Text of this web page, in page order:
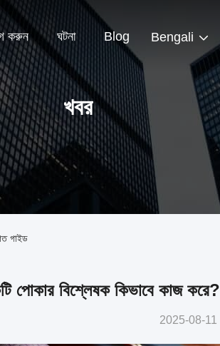
করুন ঘটনা Blog Bengali
খবর
গাইড
পোকার বিশ্লেষক কিভাবে কাজ
2025-08-11